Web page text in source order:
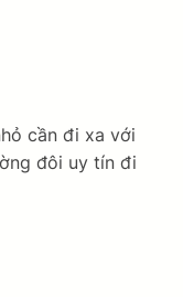
cần đi xa với
đôi uy tín đi